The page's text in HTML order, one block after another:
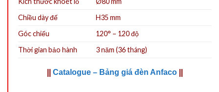
Chiều dày đế
H35 mm
Góc chiếu
120° – 120 độ
Thời gian bảo hành
3 năm (36 tháng)
Catalogue – Bảng giá đèn Anfaco